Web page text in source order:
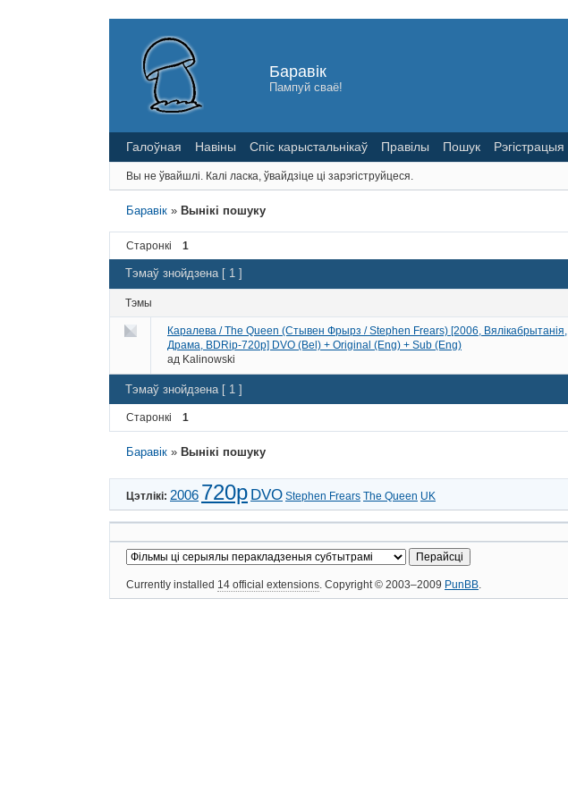
Баравік
Пампуй сваё!
Галоўная Навіны Спіс карыстальнікаў Правілы Пошук Рэгістрацыя
Вы не ўвайшлі. Калі ласка, ўвайдзіце ці зарэгіструйцеся.
Баравік » Вынікі пошуку
Старонкі 1
Тэмаў знойдзена [ 1 ]
Тэмы
Каралева / The Queen (Стывен Фрырз / Stephen Frears) [2006, Вялікабрытанія,
Драма, BDRip-720p] DVO (Bel) + Original (Eng) + Sub (Eng)
ад Kalinowski
Тэмаў знойдзена [ 1 ]
Старонкі 1
Баравік » Вынікі пошуку
Цэтлікі: 2006 720p DVO Stephen Frears The Queen UK
Currently installed 14 official extensions. Copyright © 2003–2009 PunBB.